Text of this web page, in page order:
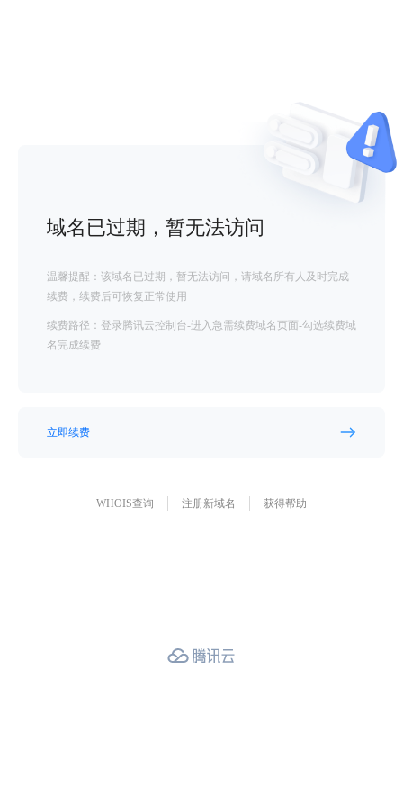
域名已过期，暂无法访问
温馨提醒：该域名已过期，暂无法访问，请域名所有人及时完成
续费，续费后可恢复正常使用
续费路径：登录腾讯云控制台-进入急需续费域名页面-勾选续费域
名完成续费
立即续费
WHOIS查询 注册新域名 获得帮助